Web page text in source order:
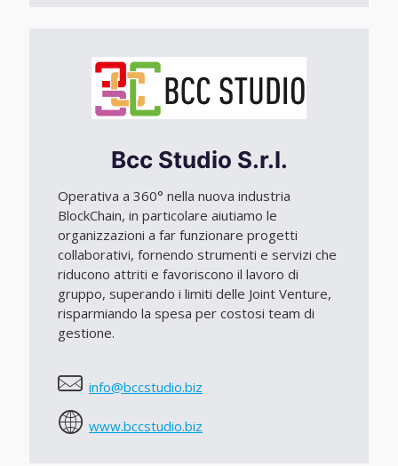
Bcc Studio S.r.l.
Operativa a 360° nella nuova industria
BlockChain, in particolare aiutiamo le
organizzazioni a far funzionare progetti
collaborativi, fornendo strumenti e servizi che
riducono attriti e favoriscono il lavoro di
gruppo, superando i limiti delle Joint Venture,
risparmiando la spesa per costosi team di
gestione.
info@bccstudio.biz
www.bccstudio.biz